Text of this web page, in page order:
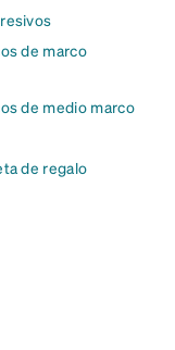
de marco
de medio marco
de regalo